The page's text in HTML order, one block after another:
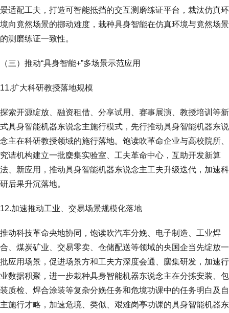
景适配工夫，打造可智能抵挡的交互测磨练证平台，裁汰仿真环
境向竟然场景的挪动难度，栽种具身智能在仿真环境与竟然场景
的测磨练证一致性。
（三）推动“具身智能+”多场景示范应用
11.扩大科研教授落地规模
探索开源绽放、融资租借、分享试用、赛事展演、教授培训等新
式具身智能机器东说念主施行模式，先行推动具身智能机器东说
念主在科研教授领域的施行落地。饱读吹革命企业与高校院所、
究诘机构建立一批麇集实验室、工夫革命中心，互助开发新算
法、新应用，推动具身智能机器东说念主工夫升级迭代，加速科
研后果升沉落地。
12.加速推动工业、交易场景规模化落地
推动科技革命央地协同，饱读吹汽车分娩、电子制造、工业焊
合、煤炭矿业、交易零卖、仓储配送等领域的央国企当先绽放一
批应用场景，促进场景方和工夫方深度会通、麇集研发，加速行
业数据积聚，进一步栽种具身智能机器东说念主在分拣安装、包
装质检、焊合涂装等复杂分娩任务和危境功课中的任务明白及自
主施行才略，加速危境、类似、艰难岗亭功课的具身智能机器东